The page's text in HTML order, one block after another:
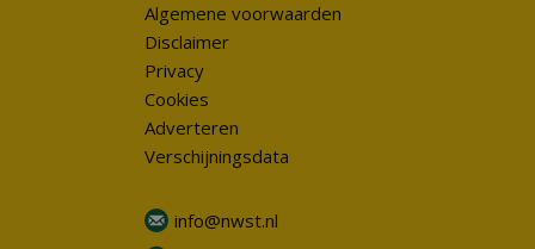
Algemene voorwaarden
Disclaimer
Privacy
Cookies
Adverteren
Verschijningsdata
info@nwst.nl